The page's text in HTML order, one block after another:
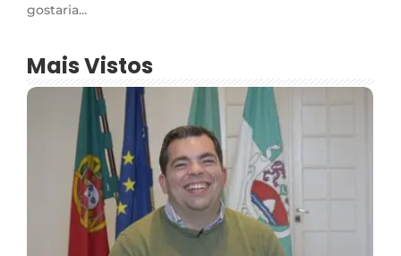
gostaria...
Mais Vistos